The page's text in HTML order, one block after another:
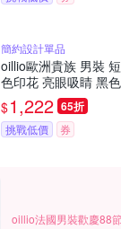
簡約設計單品
oillio歐洲貴族 男裝
色印花 亮眼吸睛 黑
$1,222 65折
挑戰低價 券
oillio法國男裝歡慶88